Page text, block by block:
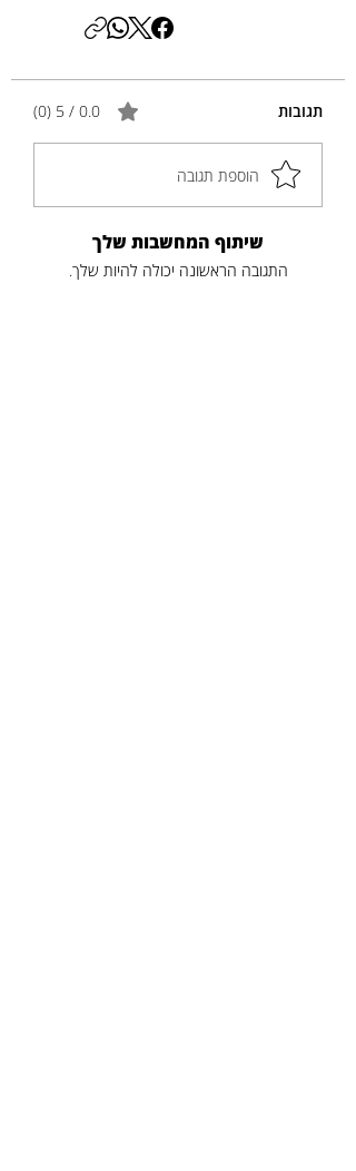
תגובות 0.0 / 5 ‏(0)
הוספת תגובה
שיתוף המחשבות שלך
התגובה הראשונה יכולה להיות שלך.